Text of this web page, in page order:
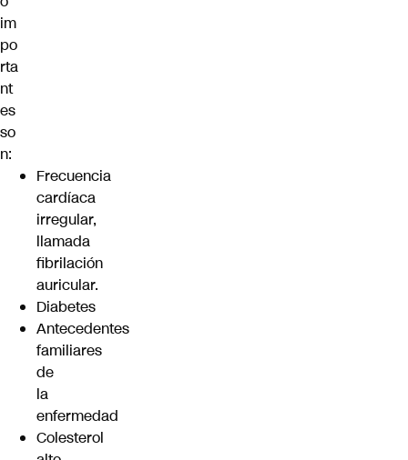
im
po
rta
nt
es
so
n:
Frecuencia
cardíaca
irregular,
llamada
fibrilación
auricular.
Diabetes
Antecedentes
familiares
de
la
enfermedad
Colesterol